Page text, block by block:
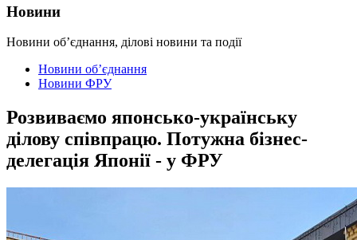
Новини
Новини об’єднання, ділові новини та події
Новини об’єднання
Новини ФРУ
Розвиваємо японсько-українську
ділову співпрацю. Потужна бізнес-
делегація Японії - у ФРУ